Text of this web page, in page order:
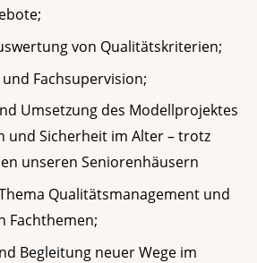
von Qualitätskriterien;
Fachsupervision;
Umsetzung des Modellprojektes
und Sicherheit im Alter – trotz
unseren Seniorenhäusern
Qualitätsmanagement und
Fachthemen;
Begleitung neuer Wege im